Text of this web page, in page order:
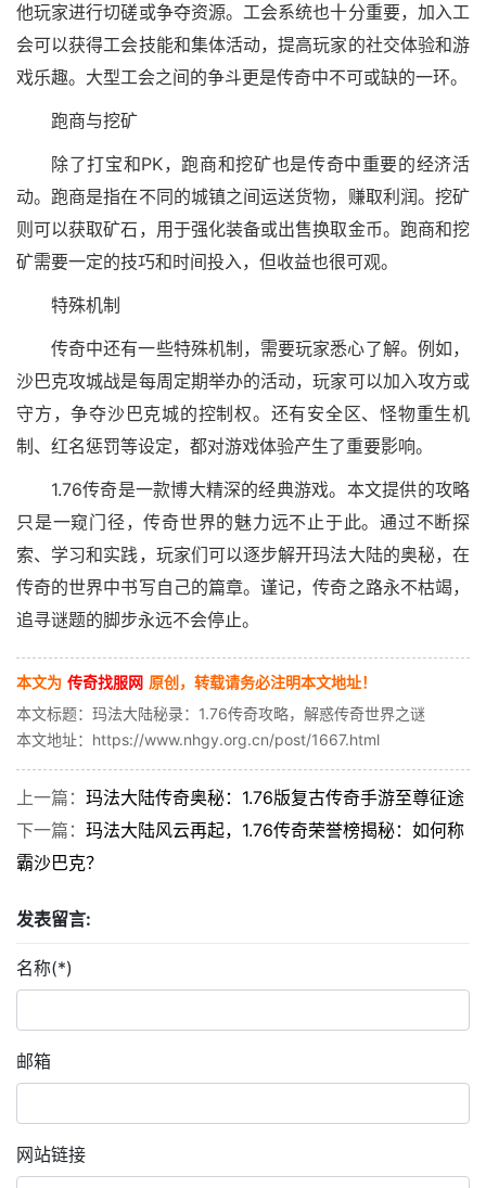
他玩家进行切磋或争夺资源。工会系统也十分重要，加入工
会可以获得工会技能和集体活动，提高玩家的社交体验和游
戏乐趣。大型工会之间的争斗更是传奇中不可或缺的一环。
跑商与挖矿
除了打宝和PK，跑商和挖矿也是传奇中重要的经济活
动。跑商是指在不同的城镇之间运送货物，赚取利润。挖矿
则可以获取矿石，用于强化装备或出售换取金币。跑商和挖
矿需要一定的技巧和时间投入，但收益也很可观。
特殊机制
传奇中还有一些特殊机制，需要玩家悉心了解。例如，
沙巴克攻城战是每周定期举办的活动，玩家可以加入攻方或
守方，争夺沙巴克城的控制权。还有安全区、怪物重生机
制、红名惩罚等设定，都对游戏体验产生了重要影响。
1.76传奇是一款博大精深的经典游戏。本文提供的攻略
只是一窥门径，传奇世界的魅力远不止于此。通过不断探
索、学习和实践，玩家们可以逐步解开玛法大陆的奥秘，在
传奇的世界中书写自己的篇章。谨记，传奇之路永不枯竭，
追寻谜题的脚步永远不会停止。
本文为 传奇找服网 原创，转载请务必注明本文地址！
本文标题：玛法大陆秘录：1.76传奇攻略，解惑传奇世界之谜
本文地址：https://www.nhgy.org.cn/post/1667.html
上一篇： 玛法大陆传奇奥秘：1.76版复古传奇手游至尊征途
下一篇： 玛法大陆风云再起，1.76传奇荣誉榜揭秘：如何称
霸沙巴克？
发表留言:
名称(*)
邮箱
网站链接